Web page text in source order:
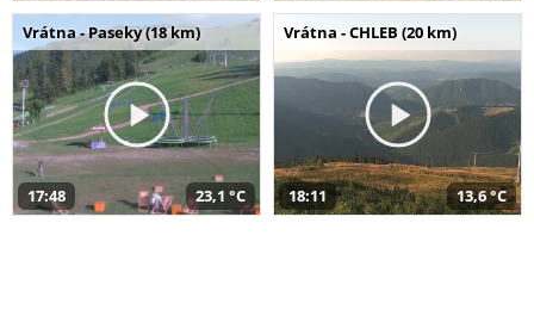
Vrátna - Paseky (18 km)
17:48 23,1 °C
Vrátna - CHLEB (20 km)
18:11 13,6 °C